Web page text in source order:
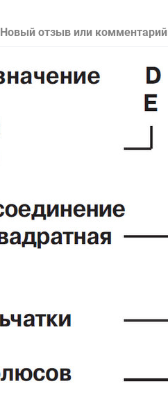
Новый отзыв или комментарий